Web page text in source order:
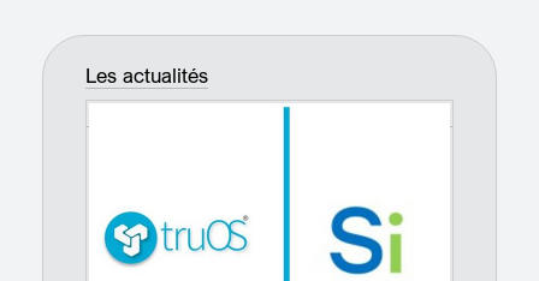
Les actualités